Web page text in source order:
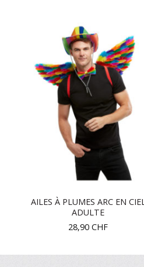
AILES À PLUMES ARC EN CIEL
ADULTE
28,90 CHF